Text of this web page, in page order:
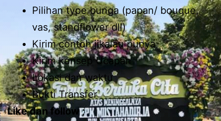
Pilihan type bunga (papan/ bouque,
vas, standflower dll)
Kirim contoh jikalau punya
Kirim konsep Ucapan
Lokasi dan waktu
Bukti Transfer
Like dan follow ;